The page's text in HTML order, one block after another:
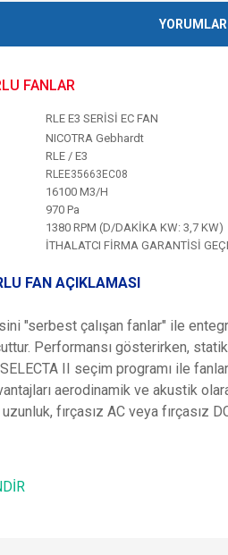
YORUMLAR
FANLAR
RLE E3 SERİSİ EC FAN
NICOTRA Gebhardt
RLE / E3
RLEE35663EC08
16100 M3/H
970 Pa
1380 RPM (D/DAKİKA KW: 3,7 KW)
İTHALATCI FİRMA GARANTİSİ
FAN AÇIKLAMASI
"serbest çalışan fanlar" ile
Performansı gösterirken,
II seçim programı ile
aerodinamik ve akustik
uzunluk, fırçasız AC veya